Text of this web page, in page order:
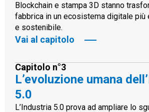
Blockchain e stampa 3D stanno
fabbrica in un ecosistema digitale più
e sostenibile.
Vai al capitolo
Capitolo n°3
L’evoluzione umana
5.0
L’Industria 5.0 prova ad ampliare lo